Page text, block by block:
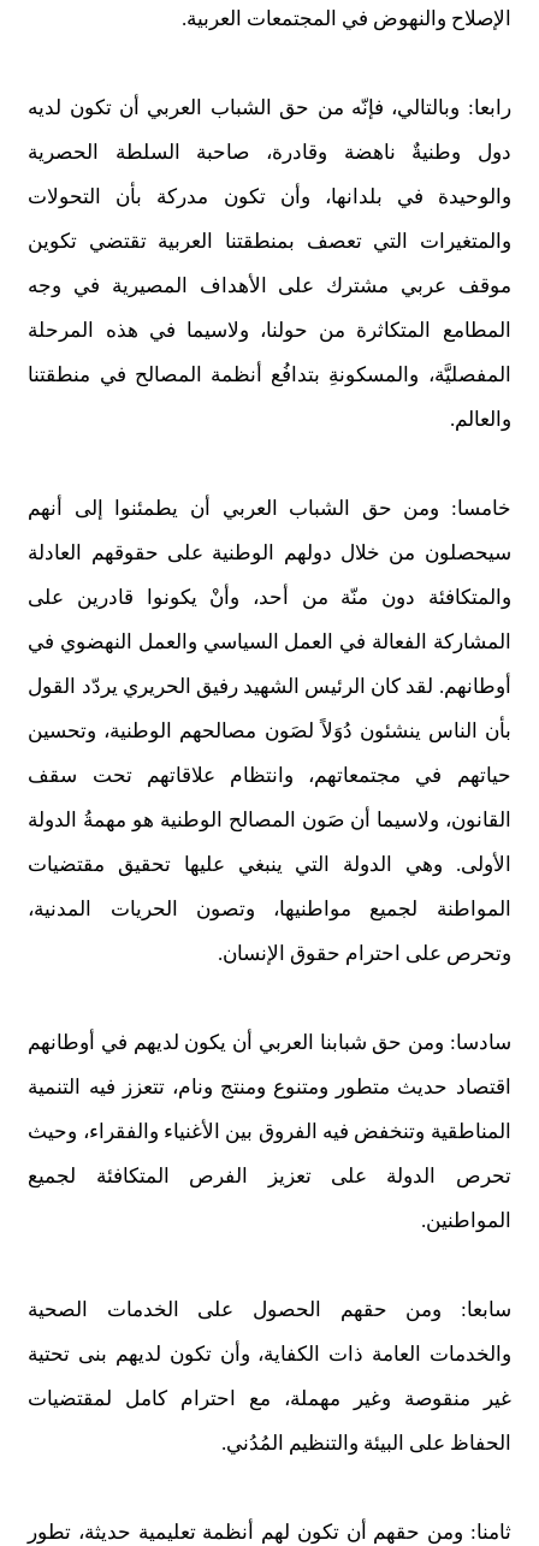
الإصلاح والنهوض في المجتمعات العربية.
رابعا: وبالتالي، فإنّه من حق الشباب العربي أن تكون لديه
دول وطنيةٌ ناهضة وقادرة، صاحبة السلطة الحصرية
والوحيدة في بلدانها، وأن تكون مدركة بأن التحولات
والمتغيرات التي تعصف بمنطقتنا العربية تقتضي تكوين
موقف عربي مشترك على الأهداف المصيرية في وجه
المطامع المتكاثرة من حولنا، ولاسيما في هذه المرحلة
المفصليَّة، والمسكونةِ بتدافُع أنظمة المصالح في منطقتنا
والعالم.
خامسا: ومن حق الشباب العربي أن يطمئنوا إلى أنهم
سيحصلون من خلال دولهم الوطنية على حقوقهم العادلة
والمتكافئة دون منّة من أحد، وأنْ يكونوا قادرين على
المشاركة الفعالة في العمل السياسي والعمل النهضوي في
أوطانهم. لقد كان الرئيس الشهيد رفيق الحريري يردّد القول
بأن الناس ينشئون دُوَلاً لصَون مصالحهم الوطنية، وتحسين
حياتهم في مجتمعاتهم، وانتظام علاقاتهم تحت سقف
القانون، ولاسيما أن صَون المصالح الوطنية هو مهمةُ الدولة
الأولى. وهي الدولة التي ينبغي عليها تحقيق مقتضيات
المواطنة لجميع مواطنيها، وتصون الحريات المدنية،
وتحرص على احترام حقوق الإنسان.
سادسا: ومن حق شبابنا العربي أن يكون لديهم في أوطانهم
اقتصاد حديث متطور ومتنوع ومنتج ونام، تتعزز فيه التنمية
المناطقية وتنخفض فيه الفروق بين الأغنياء والفقراء، وحيث
تحرص الدولة على تعزيز الفرص المتكافئة لجميع
المواطنين.
سابعا: ومن حقهم الحصول على الخدمات الصحية
والخدمات العامة ذات الكفاية، وأن تكون لديهم بنى تحتية
غير منقوصة وغير مهملة، مع احترام كامل لمقتضيات
الحفاظ على البيئة والتنظيم المُدُني.
ثامنا: ومن حقهم أن تكون لهم أنظمة تعليمية حديثة، تطور